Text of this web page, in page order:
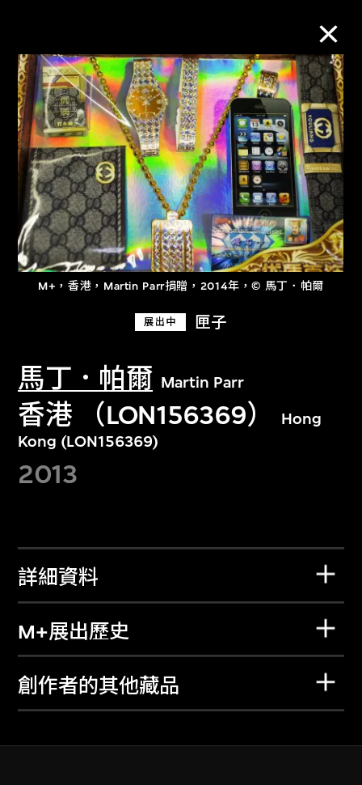
M+，香港，Martin Parr捐贈，2014年，© 馬丁．帕爾
展出中 匣子
馬丁．帕爾 Martin Parr
香港 （LON156369）
Hong
Kong (LON156369)
2013
詳細資料
M+展出歷史
創作者的其他藏品
M+藏品
進一步篩選 搜索
關於M+藏品